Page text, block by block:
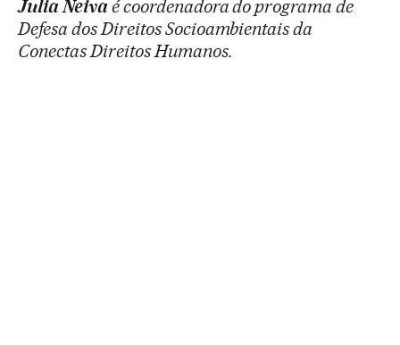
Julia Neivaé coordenadora do programa de
Defesa dos Direitos Socioambientais da
Conectas Direitos Humanos.